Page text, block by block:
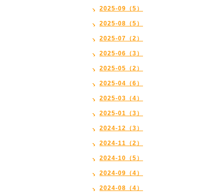
2025-09（5）
2025-08（5）
2025-07（2）
2025-06（3）
2025-05（2）
2025-04（6）
2025-03（4）
2025-01（3）
2024-12（3）
2024-11（2）
2024-10（5）
2024-09（4）
2024-08（4）